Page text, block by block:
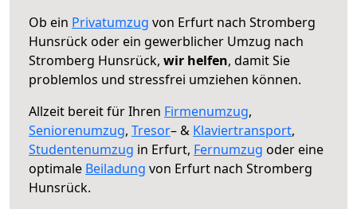
Ob ein Privatumzug von Erfurt nach Stromberg
Hunsrück oder ein gewerblicher Umzug nach
Stromberg Hunsrück, wir helfen, damit Sie
problemlos und stressfrei umziehen können.
Allzeit bereit für Ihren Firmenumzug,
Seniorenumzug, Tresor– & Klaviertransport,
Studentenumzug in Erfurt, Fernumzug oder eine
optimale Beiladung von Erfurt nach Stromberg
Hunsrück.